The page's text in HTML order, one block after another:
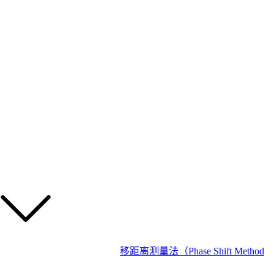
移距离测量法（Phase Shift Method